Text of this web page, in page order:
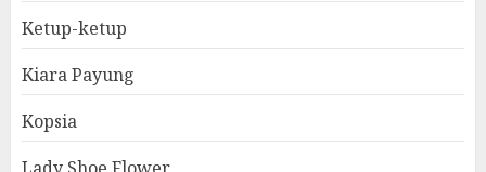
Ketup-ketup
Kiara Payung
Kopsia